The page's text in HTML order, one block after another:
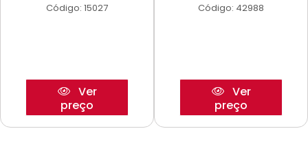
Código: 15027
Ver
preço
Código: 42988
Ver
preço